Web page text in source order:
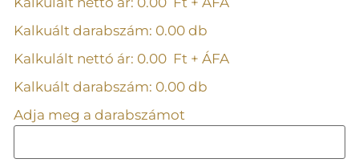
Kalkuált darabszám: 0.00 db
Kalkulált nettó ár: 0.00 Ft + ÁFA
Kalkuált darabszám: 0.00 db
Adja meg a darabszámot